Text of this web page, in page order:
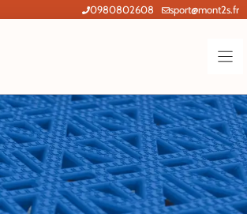
0980802608 sport@mont2s.fr